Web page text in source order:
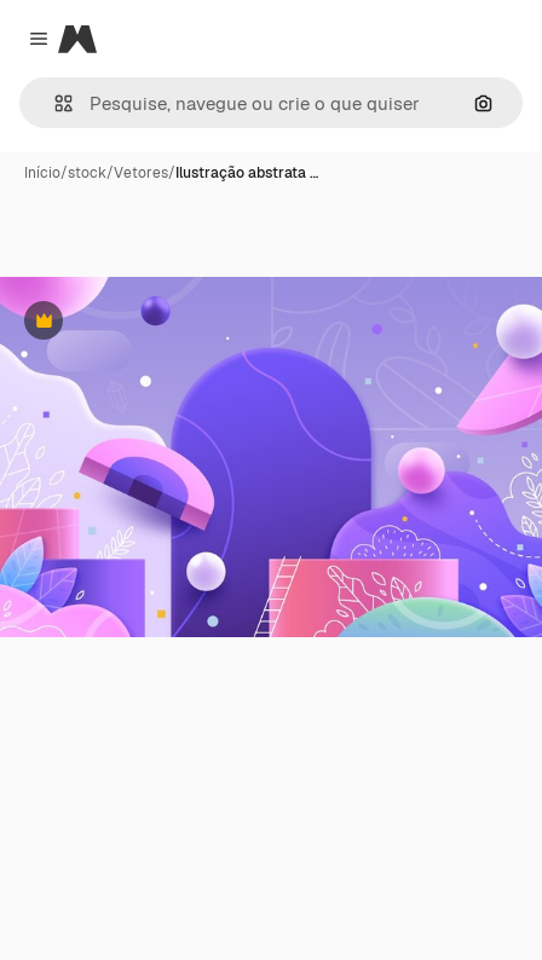
Close menu
Magnific
Início/stock/Vetores/Ilustração abstrata …
Premium